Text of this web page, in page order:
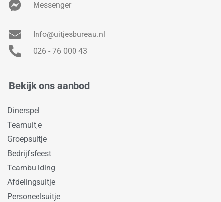
Messenger
Info@uitjesbureau.nl
026 - 76 000 43
Bekijk ons aanbod
Dinerspel
Teamuitje
Groepsuitje
Bedrijfsfeest
Teambuilding
Afdelingsuitje
Personeelsuitje